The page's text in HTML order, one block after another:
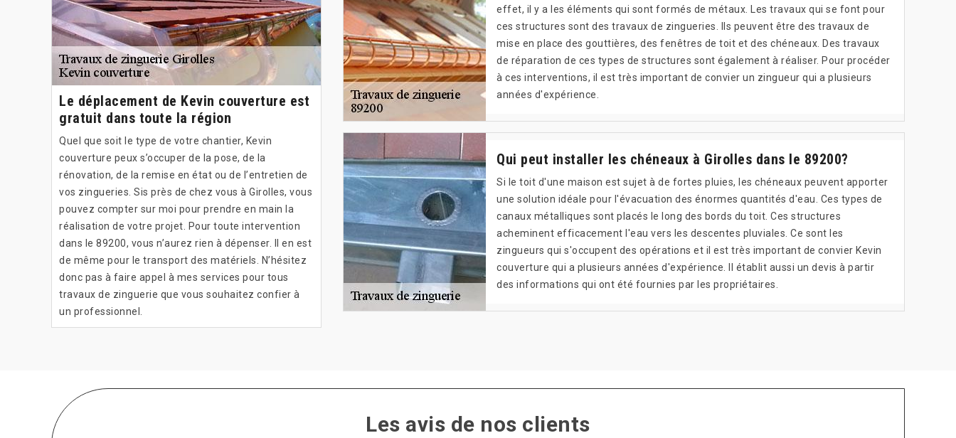
Le déplacement de Kevin couverture est
gratuit dans toute la région
Quel que soit le type de votre chantier, Kevin
couverture peux s’occuper de la pose, de la
rénovation, de la remise en état ou de l’entretien de
vos zingueries. Sis près de chez vous à Girolles, vous
pouvez compter sur moi pour prendre en main la
réalisation de votre projet. Pour toute intervention
dans le 89200, vous n’aurez rien à dépenser. Il en est
de même pour le transport des matériels. N’hésitez
donc pas à faire appel à mes services pour tous
travaux de zinguerie que vous souhaitez confier à
un professionnel.
effet, il y a les éléments qui sont formés de métaux. Les travaux qui se font pour
ces structures sont des travaux de zingueries. Ils peuvent être des travaux de
mise en place des gouttières, des fenêtres de toit et des chéneaux. Des travaux
de réparation de ces types de structures sont également à réaliser. Pour procéder
à ces interventions, il est très important de convier un zingueur qui a plusieurs
années d'expérience.
Qui peut installer les chéneaux à Girolles dans le 89200?
Si le toit d'une maison est sujet à de fortes pluies, les chéneaux peuvent apporter
une solution idéale pour l'évacuation des énormes quantités d'eau. Ces types de
canaux métalliques sont placés le long des bords du toit. Ces structures
acheminent efficacement l'eau vers les descentes pluviales. Ce sont les
zingueurs qui s'occupent des opérations et il est très important de convier Kevin
couverture qui a plusieurs années d'expérience. Il établit aussi un devis à partir
des informations qui ont été fournies par les propriétaires.
Les avis de nos clients